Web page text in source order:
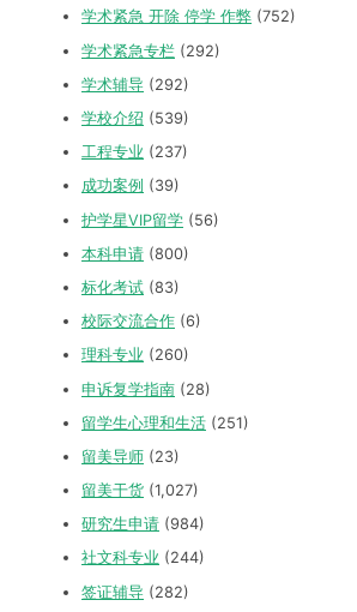
学术紧急 开除 停学 作弊 (752)
学术紧急专栏 (292)
学术辅导 (292)
学校介绍 (539)
工程专业 (237)
成功案例 (39)
护学星VIP留学 (56)
本科申请 (800)
标化考试 (83)
校际交流合作 (6)
理科专业 (260)
申诉复学指南 (28)
留学生心理和生活 (251)
留美导师 (23)
留美干货 (1,027)
研究生申请 (984)
社文科专业 (244)
签证辅导 (282)